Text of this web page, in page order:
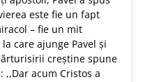
este fie un fapt
– fie un mit
care ajunge Pavel şi
creştine spune
acum Cristos a